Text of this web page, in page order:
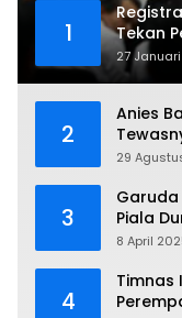
1
Tekan
27
2
Anies
Demo
29
3
Garuda
Piala
8 April
4
Timnas